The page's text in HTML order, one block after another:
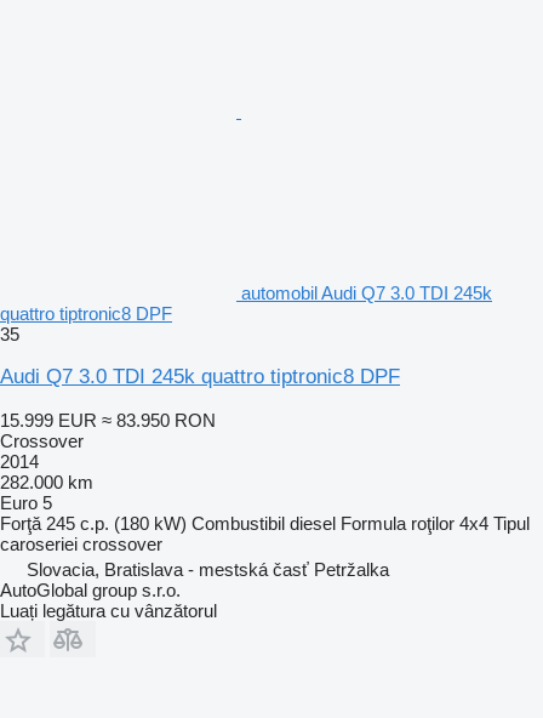
automobil Audi Q7 3.0 TDI 245k
quattro tiptronic8 DPF
35
Audi Q7 3.0 TDI 245k quattro tiptronic8 DPF
15.999 EUR ≈ 83.950 RON
Crossover
2014
282.000 km
Euro 5
Forţă 245 c.p. (180 kW) Combustibil diesel Formula roţilor 4x4 Tipul
caroseriei crossover
Slovacia, Bratislava - mestská časť Petržalka
AutoGlobal group s.r.o.
Luați legătura cu vânzătorul